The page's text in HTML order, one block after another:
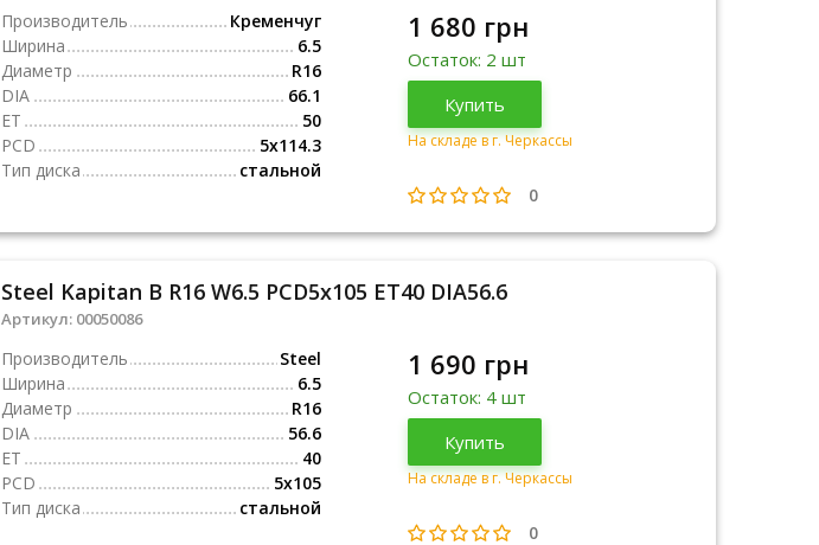
Производитель
Кременчуг
Ширина
6.5
Диаметр
R16
DIA
66.1
ET
50
PCD
5x114.3
Тип диска
стальной
1 680 грн
Остаток: 2 шт
Купить
На складе в г. Черкассы
0
Steel Kapitan B R16 W6.5 PCD5x105 ET40 DIA56.6
Артикул: 00050086
Производитель
Steel
Ширина
6.5
Диаметр
R16
DIA
56.6
ET
40
PCD
5x105
Тип диска
стальной
1 690 грн
Остаток: 4 шт
Купить
На складе в г. Черкассы
0